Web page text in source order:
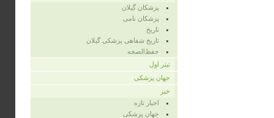
پزشکان گیلان
پزشکان نامی
تاریخ
تاریخ شفاهی پزشکی گیلان
حفظ‌الصحه
تیتر اول
جهان پزشکی
خبر
اخبار تازه
جهان پزشکی